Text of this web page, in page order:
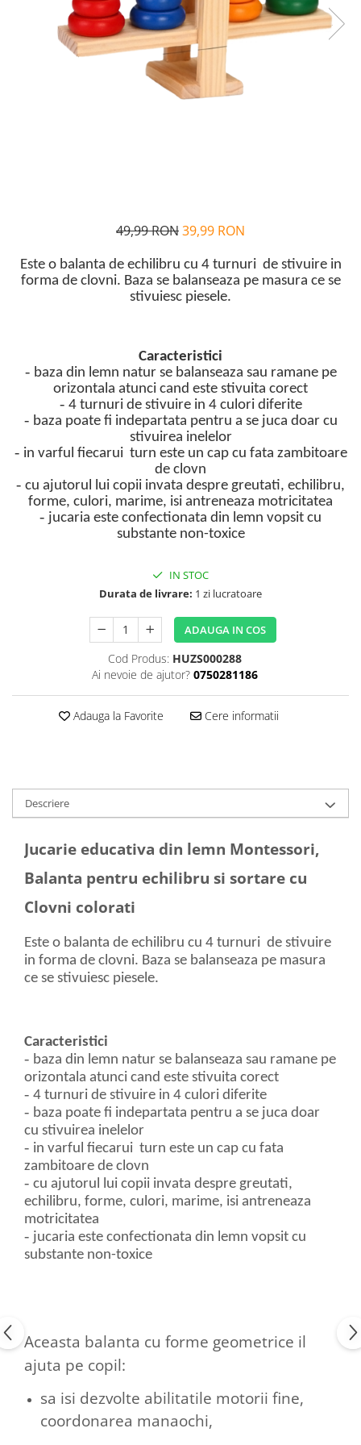
Alfabet si matematica
Jocuri de memorie si inteligenta
Seria Lectia de sanatate
Editura Litera
Editura Galaxia Copiilor
49,99 RON39,99 RON
Este o balanta de echilibru cu 4 turnuri de stivuire in
forma de clovni. Baza se balanseaza pe masura ce se
stivuiesc piesele.
Caracteristici
- baza din lemn natur se balanseaza sau ramane pe
orizontala atunci cand este stivuita corect
- 4 turnuri de stivuire in 4 culori diferite
- baza poate fi indepartata pentru a se juca doar cu
stivuirea inelelor
- in varful fiecarui turn este un cap cu fata zambitoare
de clovn
- cu ajutorul lui copii invata despre greutati, echilibru,
forme, culori, marime, isi antreneaza motricitatea
- jucaria este confectionata din lemn vopsit cu
substante non-toxice
IN STOC
Durata de livrare: 1 zi lucratoare
ADAUGA IN COS
Cod Produs: HUZS000288
Ai nevoie de ajutor? 0750281186
Adauga la Favorite Cere informatii
Descriere
Jucarie educativa din lemn Montessori,
Balanta pentru echilibru si sortare cu
Clovni colorati
Este o balanta de echilibru cu 4 turnuri de stivuire
in forma de clovni. Baza se balanseaza pe masura
ce se stivuiesc piesele.
Caracteristici
- baza din lemn natur se balanseaza sau ramane pe
orizontala atunci cand este stivuita corect
- 4 turnuri de stivuire in 4 culori diferite
- baza poate fi indepartata pentru a se juca doar
cu stivuirea inelelor
- in varful fiecarui turn este un cap cu fata
zambitoare de clovn
- cu ajutorul lui copii invata despre greutati,
echilibru, forme, culori, marime, isi antreneaza
motricitatea
- jucaria este confectionata din lemn vopsit cu
substante non-toxice
Aceasta balanta cu forme geometrice il
ajuta pe copil:
sa isi dezvolte abilitatile motorii fine,
coordonarea manaochi,